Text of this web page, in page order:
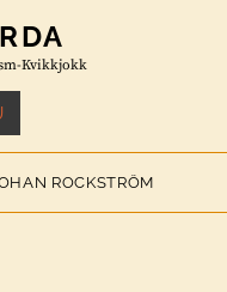
Kvikkjokk
ROCKSTRÖM